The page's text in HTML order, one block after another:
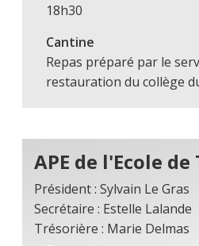
18h30
Cantine
Repas préparé par le
restauration du collège
APE de l'Ecole de
Président : Sylvain Le Gras
Secrétaire : Estelle Lalande
Trésorière : Marie Delmas